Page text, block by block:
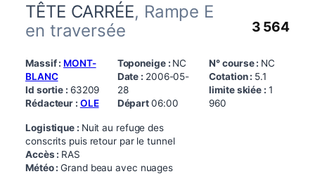
TÊTE CARRÉE, Rampe E
en traversée
3 564
Massif : MONT-
BLANC
Id sortie : 63209
Rédacteur : OLE
Toponeige : NC
Date : 2006-05-
28
Départ06:00
N° course : NC
Cotation : 5.1
limite skiée : 1
960
Logistique : Nuit au refuge des
conscrits puis retour par le tunnel
Accès : RAS
Météo :Grand beau avec nuages